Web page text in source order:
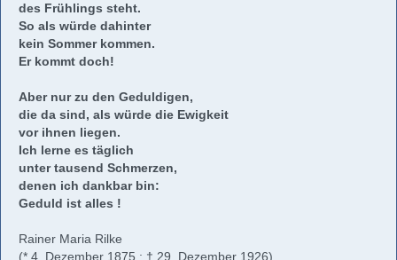
des Frühlings steht.
So als würde dahinter
kein Sommer kommen.
Er kommt doch!
Aber nur zu den Geduldigen,
die da sind, als würde die Ewigkeit
vor ihnen liegen.
Ich lerne es täglich
unter tausend Schmerzen,
denen ich dankbar bin:
Geduld ist alles !
Rainer Maria Rilke
(* 4. Dezember 1875 ; † 29. Dezember 1926)